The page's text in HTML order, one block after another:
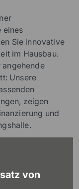
von
eines
Sie innovative
im Hausbau.
angehende
Unsere
zeigen
und